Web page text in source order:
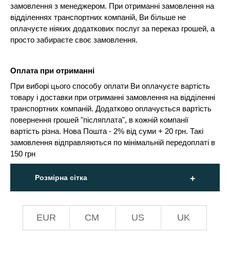
замовлення з менеджером. При отриманні замовлення на
відділеннях транспортних компаній, Ви більше не
оплачуєте ніяких додаткових послуг за переказ грошей, а
просто забираєте своє замовлення.
Оплата при отриманні
При виборі цього способу оплати Ви оплачуєте вартість
товару і доставки при отриманні замовлення на відділенні
транспортних компаній. Додатково оплачується вартість
повернення грошей "післяплата", в кожній компанії
вартість різна. Нова Пошта - 2% від суми + 20 грн. Такі
замовлення відправляються по мінімальній передоплаті в
150 грн
Розмірна сітка
EUR СМ US UK